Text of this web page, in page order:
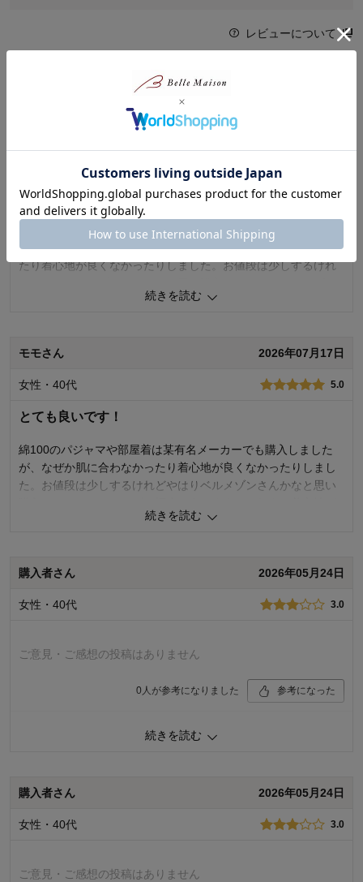
レビューについて
現在販売していない色・サイズ等への商品レビューも含まれます。
デザイン気に入っています！
こちらの色味、デザインを本人希望。綿100のパジャマや部屋着
は某有名メーカーでも購入しましたが、なぜか肌に合わなかっ
たり着心地が良くなかったりしました。お値段は少しするけれ
幅広く有りますし、何より着心地がいいと子どもも喜んでいま
参考になった
デザイン
購入商品： ネイビー×ブラック, １７０
体型： 標準
お子さまの性別：
男の子
お子様の年齢：
13歳以上
続きを読む
モモさん 2026年07月17日
女性・40代 5.0
とても良いです！
綿100のパジャマや部屋着は某有名メーカーでも購入しました
が、なぜか肌に合わなかったり着心地が良くなかったりしまし
た。お値段は少しするけれどやはりベルメゾンさんかなと思い
いいと子どもも喜んでいます。
参考になった
着心地･使用感
購入商品： ビンテージブルー×杢グレー, １７０
お子様の年齢：
13歳以上
続きを読む
購入者さん 2026年05月24日
女性・40代 3.0
ご意見・ご感想の投稿はありません
0 人が参考になりました 参考になった
購入商品： ビンテージブルー×杢グレー, １７０
続きを読む
購入者さん 2026年05月24日
女性・40代 3.0
ご意見・ご感想の投稿はありません